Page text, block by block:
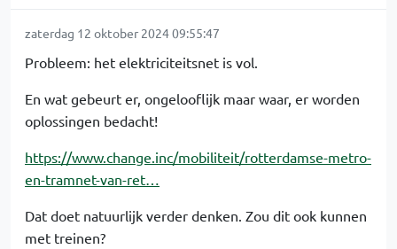
zaterdag 12 oktober 2024 09:55:47
Probleem: het elektriciteitsnet is vol.
En wat gebeurt er, ongelooflijk maar waar, er worden
oplossingen bedacht!
https://www.change.inc/mobiliteit/rotterdamse-metro-
en-tramnet-van-ret…
Dat doet natuurlijk verder denken. Zou dit ook kunnen
met treinen?